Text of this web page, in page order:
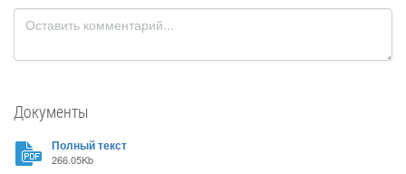
Документы
Полный текст
266.05Kb